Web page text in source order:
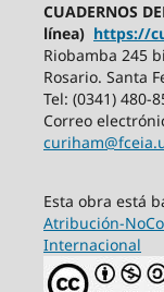
CUADERNOS
línea) https://
Riobamba 245
Rosario. Santa
Tel: (0341) 480-
Correo
Esta obra está
Atribución-
Internacional